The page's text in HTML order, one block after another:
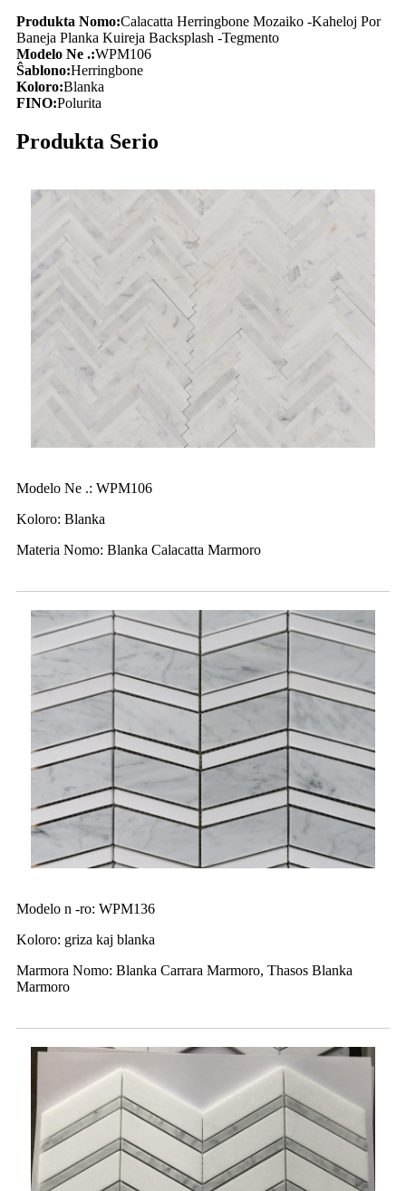
Produkta Nomo:Calacatta Herringbone Mozaiko -Kaheloj Por
Baneja Planka Kuireja Backsplash -Tegmento
Modelo Ne .:WPM106
Ŝablono:Herringbone
Koloro:Blanka
FINO:Polurita
Produkta Serio
Modelo Ne .: WPM106
Koloro: Blanka
Materia Nomo: Blanka Calacatta Marmoro
Modelo n -ro: WPM136
Koloro: griza kaj blanka
Marmora Nomo: Blanka Carrara Marmoro, Thasos Blanka
Marmoro